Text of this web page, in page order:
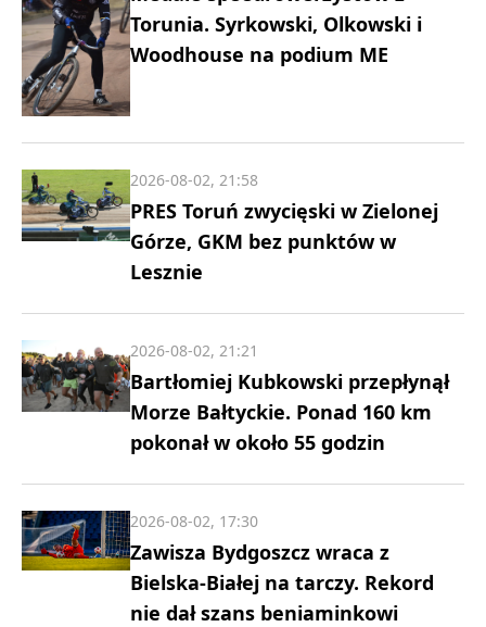
Torunia. Syrkowski, Olkowski i
Woodhouse na podium ME
PRES Toruń zwycięski w Zielonej
Górze, GKM bez punktów w
Lesznie
2026-08-02, 21:58
Bartłomiej Kubkowski przepłynął
Morze Bałtyckie. Ponad 160 km
pokonał w około 55 godzin
2026-08-02, 21:21
Zawisza Bydgoszcz wraca z
Bielska-Białej na tarczy. Rekord
nie dał szans beniaminkowi
2026-08-02, 17:30